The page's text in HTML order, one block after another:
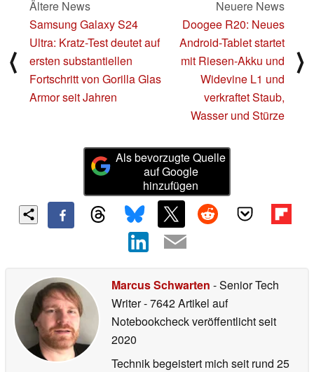
⟨
Ältere News
Samsung Galaxy S24
Ultra: Kratz-Test deutet auf
ersten substantiellen
Fortschritt von Gorilla Glas
Armor seit Jahren
Neuere News
Doogee R20: Neues
Android-Tablet startet
mit Riesen-Akku und
Widevine L1 und
verkraftet Staub,
Wasser und Stürze
⟩
Als bevorzugte Quelle
auf Google
hinzufügen
Marcus Schwarten - Senior Tech
Writer- 7642 Artikel auf
Notebookcheck veröffentlichtseit
2020
Technik begeistert mich seit rund 25